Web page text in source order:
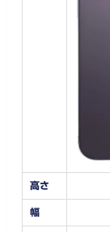
高さ
幅